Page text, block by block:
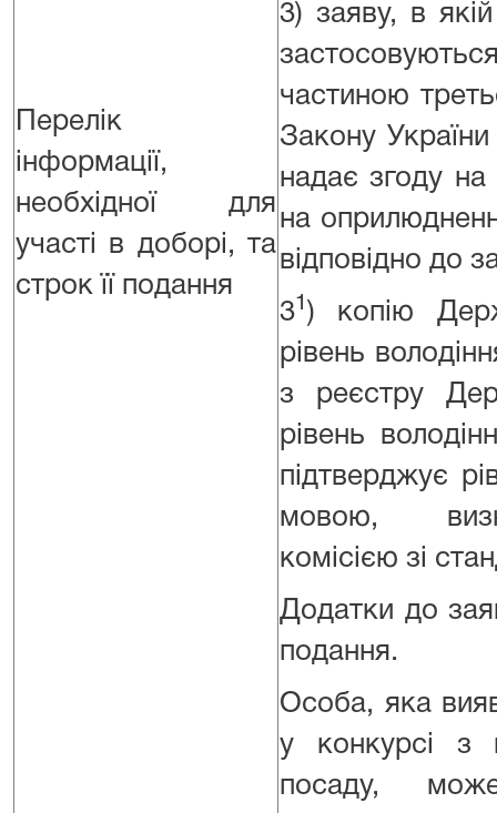
Перелік
інформації,
необхідної для
участі в доборі, та
строк її подання
3) заяву, в
частиною
Закону
надає згоду
на
відповідно до
31 ) копію
рівень
з реєстру
рівень
підтверджує
мовою,
комісією зі
Додатки до
подання.
Особа, яка
у конкурсі з
посаду,